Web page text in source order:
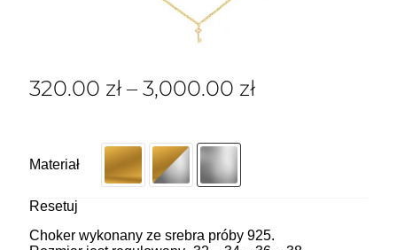
320.00 zł – 3,000.00 zł
Materiał
Resetuj
Choker wykonany ze srebra próby 925.